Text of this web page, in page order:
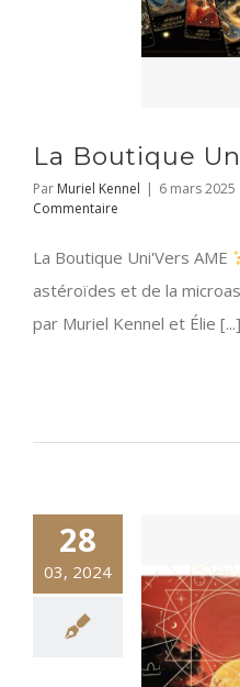
La Boutique
Par Muriel Kennel | 6 mars 2025
Commentaire
La Boutique Uni'Vers AME
astéroïdes et de la
par Muriel Kennel et Élie [...]
28
03, 2024